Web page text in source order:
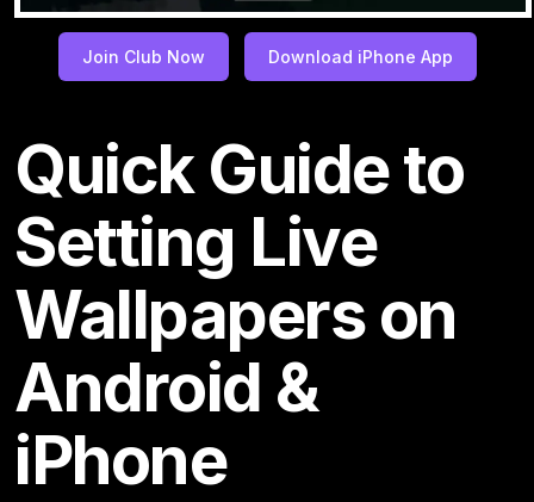
Join Club Now Download iPhone App
Quick Guide to
Setting Live
Wallpapers on
Android &
iPhone